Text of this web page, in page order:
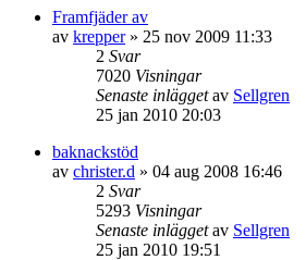
Framfjäder av
av krepper» 25 nov 2009 11:33
2 Svar
7020 Visningar
Senaste inläggetav Sellgren
25 jan 2010 20:03
baknackstöd
av christer.d » 04 aug 2008 16:46
2 Svar
5293 Visningar
Senaste inläggetav Sellgren
25 jan 2010 19:51